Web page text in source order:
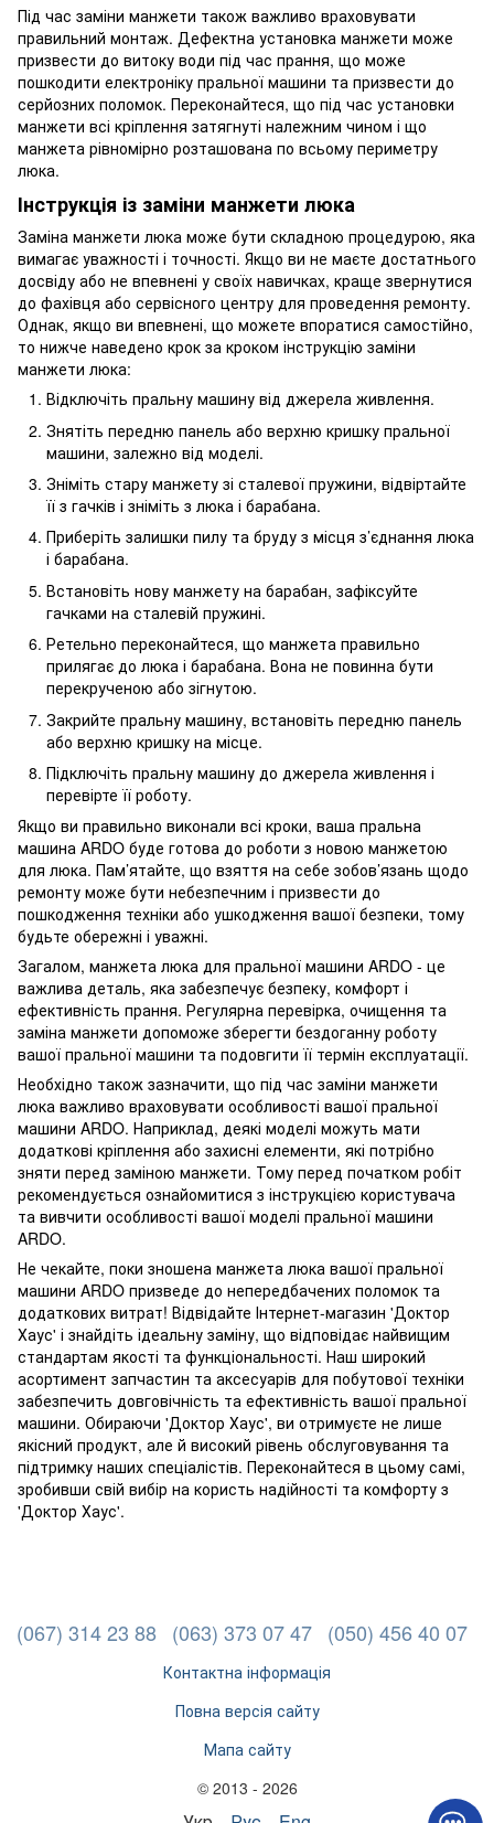
Під час заміни манжети також важливо враховувати
правильний монтаж. Дефектна установка манжети може
призвести до витоку води під час прання, що може
пошкодити електроніку пральної машини та призвести до
серйозних поломок. Переконайтеся, що під час установки
манжети всі кріплення затягнуті належним чином і що
манжета рівномірно розташована по всьому периметру
люка.
Інструкція із заміни манжети люка
Заміна манжети люка може бути складною процедурою, яка
вимагає уважності і точності. Якщо ви не маєте достатнього
досвіду або не впевнені у своїх навичках, краще звернутися
до фахівця або сервісного центру для проведення ремонту.
Однак, якщо ви впевнені, що можете впоратися самостійно,
то нижче наведено крок за кроком інструкцію заміни
манжети люка:
Відключіть пральну машину від джерела живлення.
Знятіть передню панель або верхню кришку пральної
машини, залежно від моделі.
Зніміть стару манжету зі сталевої пружини, відвіртайте
її з гачків і зніміть з люка і барабана.
Приберіть залишки пилу та бруду з місця з’єднання люка
і барабана.
Встановіть нову манжету на барабан, зафіксуйте
гачками на сталевій пружині.
Ретельно переконайтеся, що манжета правильно
прилягає до люка і барабана. Вона не повинна бути
перекрученою або зігнутою.
Закрийте пральну машину, встановіть передню панель
або верхню кришку на місце.
Підключіть пральну машину до джерела живлення і
перевірте її роботу.
Якщо ви правильно виконали всі кроки, ваша пральна
машина ARDO буде готова до роботи з новою манжетою
для люка. Пам’ятайте, що взяття на себе зобов’язань щодо
ремонту може бути небезпечним і призвести до
пошкодження техніки або ушкодження вашої безпеки, тому
будьте обережні і уважні.
Загалом, манжета люка для пральної машини ARDO - це
важлива деталь, яка забезпечує безпеку, комфорт і
ефективність прання. Регулярна перевірка, очищення та
заміна манжети допоможе зберегти бездоганну роботу
вашої пральної машини та подовгити її термін експлуатації.
Необхідно також зазначити, що під час заміни манжети
люка важливо враховувати особливості вашої пральної
машини ARDO. Наприклад, деякі моделі можуть мати
додаткові кріплення або захисні елементи, які потрібно
зняти перед заміною манжети. Тому перед початком робіт
рекомендується ознайомитися з інструкцією користувача
та вивчити особливості вашої моделі пральної машини
ARDO.
Не чекайте, поки зношена манжета люка вашої пральної
машини ARDO призведе до непередбачених поломок та
додаткових витрат! Відвідайте Інтернет-магазин 'Доктор
Хаус' і знайдіть ідеальну заміну, що відповідає найвищим
стандартам якості та функціональності. Наш широкий
асортимент запчастин та аксесуарів для побутової техніки
забезпечить довговічність та ефективність вашої пральної
машини. Обираючи 'Доктор Хаус', ви отримуєте не лише
якісний продукт, але й високий рівень обслуговування та
підтримку наших спеціалістів. Переконайтеся в цьому самі,
зробивши свій вибір на користь надійності та комфорту з
'Доктор Хаус'.
(067) 314 23 88 (063) 373 07 47 (050) 456 40 07
Контактна інформація
Повна версія сайту
Мапа сайту
© 2013 - 2026